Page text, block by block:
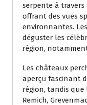
serpente à travers
offrant des vues
environnantes.
déguster les
région,
Les châteaux
aperçu fascinant
région, tandis que
Remich,